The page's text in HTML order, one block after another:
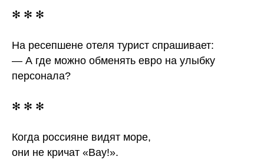
✻ ✻ ✻
На ресепшене отеля турист спрашивает:
— А где можно обменять евро на улыбку
персонала?
✻ ✻ ✻
Когда россияне видят море,
они не кричат «Вау!».